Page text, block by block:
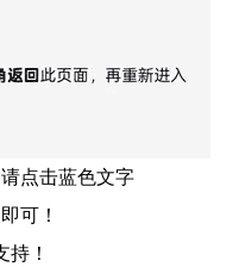
点击蓝色文字
即可！
持！